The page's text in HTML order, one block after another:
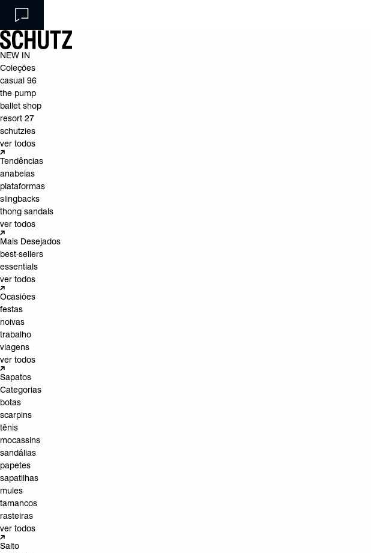
NEW IN
Coleções
casual 96
the pump
ballet shop
resort 27
schutzies
ver todos
Tendências
anabelas
plataformas
slingbacks
thong sandals
ver todos
Mais Desejados
best-sellers
essentials
ver todos
Ocasiões
festas
noivas
trabalho
viagens
ver todos
Sapatos
Categorias
botas
scarpins
tênis
mocassins
sandálias
papetes
sapatilhas
mules
tamancos
rasteiras
ver todos
Salto